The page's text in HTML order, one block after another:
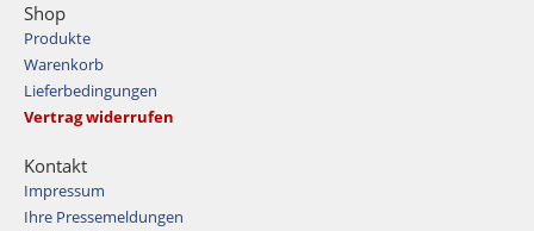
Shop
Produkte
Warenkorb
Lieferbedingungen
Vertrag widerrufen
Kontakt
Impressum
Ihre Pressemeldungen